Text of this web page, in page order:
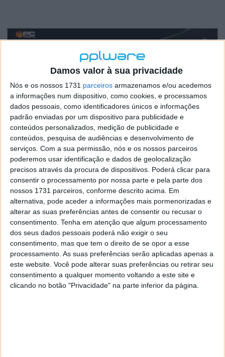
Damos valor à sua privacidade
Nós e os nossos 1731 parceiros armazenamos e/ou acedemos
a informações num dispositivo, como cookies, e processamos
dados pessoais, como identificadores únicos e informações
padrão enviadas por um dispositivo para publicidade e
conteúdos personalizados, medição de publicidade e
conteúdos, pesquisa de audiências e desenvolvimento de
serviços. Com a sua permissão, nós e os nossos parceiros
poderemos usar identificação e dados de geolocalização
precisos através da procura de dispositivos. Poderá clicar para
consentir o processamento por nossa parte e pela parte dos
nossos 1731 parceiros, conforme descrito acima. Em
alternativa, pode aceder a informações mais pormenorizadas e
alterar as suas preferências antes de consentir ou recusar o
consentimento. Tenha em atenção que algum processamento
dos seus dados pessoais poderá não exigir o seu
consentimento, mas que tem o direito de se opor a esse
processamento. As suas preferências serão aplicadas apenas a
este website. Você pode alterar suas preferências ou retirar seu
consentimento a qualquer momento voltando a este site e
clicando no botão "Privacidade" na parte inferior da página.